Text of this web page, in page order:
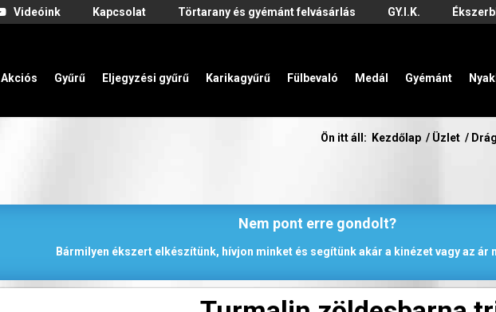
Videóink Kapcsolat Törtarany és gyémánt felvásárlás GY.I.K.
Akciós Gyűrű Eljegyzési gyűrű Karikagyűrű Fülbevaló Medál Gyémánt
Ön itt áll: Kezdőlap / Üzlet /
Nem pont erre gondolt?
Bármilyen ékszert elkészítünk, hívjon minket és segítünk akár a kinézet vagy az ár